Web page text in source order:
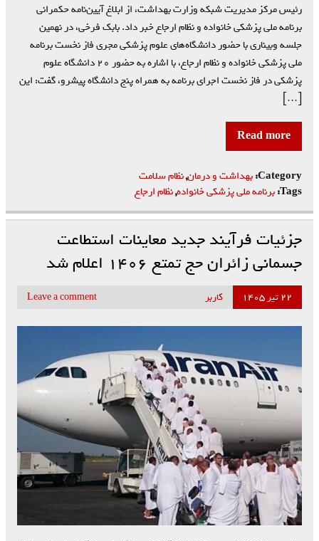
رئیس مرکز مدیریت شبکه وزارت بهداشت، از ابلاغ آیین‌نامه حکمرانی
برنامه ملی پزشکی خانواده و نظام ارجاع خبر داد. بابک فرخی، در نهمین
جلسه وبیناری با حضور دانشگاه‌های علوم پزشکی مجری فاز نخست برنامه
ملی پزشکی خانواده و نظام ارجاع، با اشاره به حضور ۲۰ دانشگاه علوم
پزشکی در فاز نخست اجرای برنامه به همراه پنج دانشگاه پیشرو، گفت: این
[…]
Read more
Category: بهداشت و درمان,نظام سلامت
Tags: برنامه ملی پزشکی خانواده,نظام ارجاع
جزئیات فرآیند جدید معاینات استطاعت
جسمانی زائران حج تمتع ۱۴۰۶ اعلام شد
۲۲ تیر ۱۴۰۵ کاربر Leave a comment